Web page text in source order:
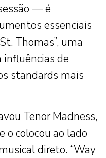
— é
essenciais
Thomas”, uma
influências de
standards mais
Tenor Madness,
o colocou ao lado
direto. “Way